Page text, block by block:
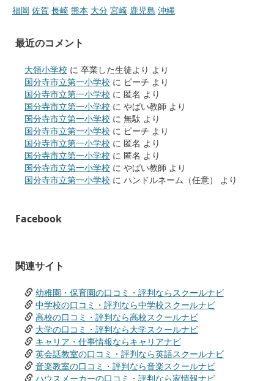
福岡 佐賀 長崎 熊本 大分 宮崎 鹿児島 沖縄
最近のコメント
大領小学校 に 卒業した生徒より より
国分寺市立第一小学校 に ピーチ より
国分寺市立第一小学校 に 匿名 より
国分寺市立第一小学校 に やばい教師 より
国分寺市立第一小学校 に 無駄 より
国分寺市立第一小学校 に ピーチ より
国分寺市立第一小学校 に 匿名 より
国分寺市立第一小学校 に 匿名 より
国分寺市立第一小学校 に やばい教師 より
国分寺市立第一小学校 に ハンドルネーム（任意） より
Facebook
関連サイト
幼稚園・保育園の口コミ・評判ならスクールナビ
中学校の口コミ・評判なら中学校スクールナビ
高校の口コミ・評判なら高校スクールナビ
大学の口コミ・評判なら大学スクールナビ
キャリア・仕事情報ならキャリアナビ
英会話教室の口コミ・評判なら英語スクールナビ
音楽教室の口コミ・評判なら音楽スクールナビ
ハウスメーカーの口コミ・評判なら家情報ナビ